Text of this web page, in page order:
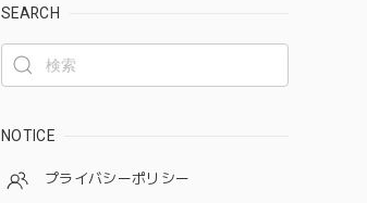
SEARCH
NOTICE
プライバシーポリシー